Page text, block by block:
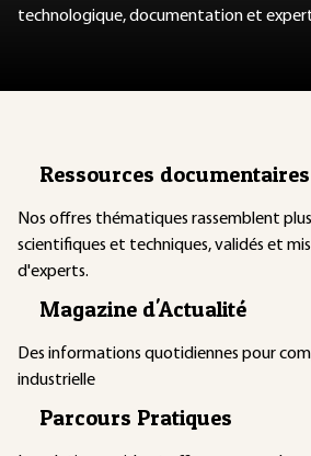
technologique, documentation et
Ressources documentaires
Nos offres thématiques rassemblent
scientifiques et techniques, validés et
d'experts.
Magazine d'Actualité
Des informations quotidiennes pour
industrielle
Parcours Pratiques